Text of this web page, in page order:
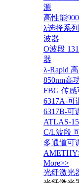
源
高性能
λ选择系
波器
O波段
器
λ-Rapid
850nm高
FBG 传
6317A-可
6317B-可
ATLAS-
C/L波段
多通道可
More>>
光纤激光